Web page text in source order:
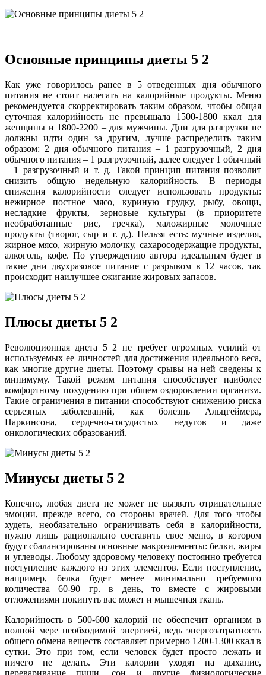
Основные принципы диеты 5 2
Как уже говорилось ранее в 5 отведенных дня обычного
питания не стоит налегать на калорийные продукты. Меню
рекомендуется скорректировать таким образом, чтобы общая
суточная калорийность не превышала 1500-1800 ккал для
женщины и 1800-2200 – для мужчины. Дни для разгрузки не
должны идти один за другим, лучше распределить таким
образом: 2 дня обычного питания – 1 разгрузочный, 2 дня
обычного питания – 1 разгрузочный, далее следует 1 обычный
– 1 разгрузочный и т. д. Такой принцип питания позволит
снизить общую недельную калорийность. В периоды
снижения калорийности следует использовать продукты:
нежирное постное мясо, куриную грудку, рыбу, овощи,
несладкие фрукты, зерновые культуры (в приоритете
необработанные рис, гречка), маложирные молочные
продукты (творог, сыр и т. д.). Нельзя есть: мучные изделия,
жирное мясо, жирную молочку, сахаросодержащие продукты,
алкоголь, кофе. По утверждению автора идеальным будет в
такие дни двухразовое питание с разрывом в 12 часов, так
происходит наилучшее сжигание жировых запасов.
Плюсы диеты 5 2
Революционная диета 5 2 не требует огромных усилий от
используемых ее личностей для достижения идеального веса,
как многие другие диеты. Поэтому срывы на ней сведены к
минимуму. Такой режим питания способствует наиболее
комфортному похудению при общем оздоровлении организм.
Такие ограничения в питании способствуют снижению риска
серьезных заболеваний, как болезнь Альцгеймера,
Паркинсона, сердечно-сосудистых недугов и даже
онкологических образований.
Минусы диеты 5 2
Конечно, любая диета не может не вызвать отрицательные
эмоции, прежде всего, со стороны врачей. Для того чтобы
худеть, необязательно ограничивать себя в калорийности,
нужно лишь рационально составить свое меню, в котором
будут сбалансированы основные макроэлементы: белки, жиры
и углеводы. Любому здоровому человеку постоянно требуется
поступление каждого из этих элементов. Если поступление,
например, белка будет менее минимально требуемого
количества 60-90 гр. в день, то вместе с жировыми
отложениями покинуть вас может и мышечная ткань.
Калорийность в 500-600 калорий не обеспечит организм в
полной мере необходимой энергией, ведь энергозатратность
общего обмена веществ составляет примерно 1200-1300 ккал в
сутки. Это при том, если человек будет просто лежать и
ничего не делать. Эти калории уходят на дыхание,
переваривание пищи, сон и другие физиологические